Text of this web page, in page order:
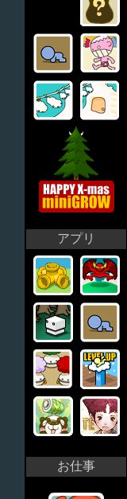
アプリ
お仕事